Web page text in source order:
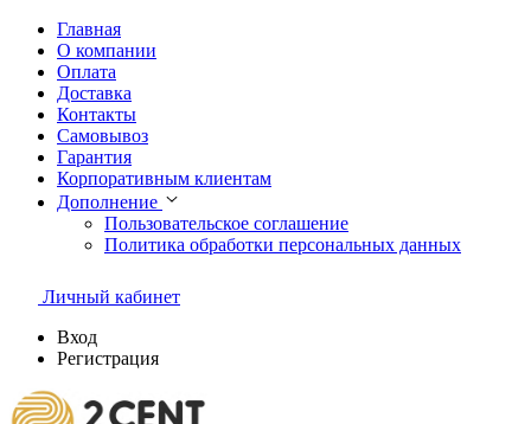
Главная
О компании
Оплата
Доставка
Контакты
Самовывоз
Гарантия
Корпоративным клиентам
Дополнение
Пользовательское соглашение
Политика обработки персональных данных
Личный кабинет
Вход
Регистрация